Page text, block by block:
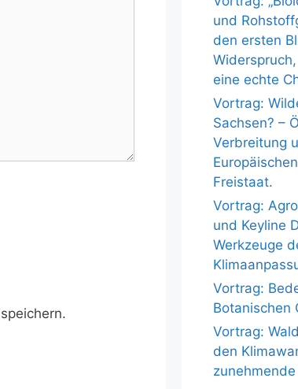
und
den ersten
eine echte
Vortrag:
Sachsen? –
Verbreitung
Freistaat.
Vortrag:
und Keyline
Werkzeuge
Vortrag:
Botanischen
Vortrag:
den